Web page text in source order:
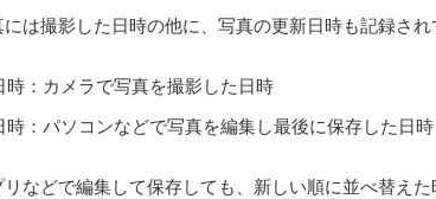
は撮影した日時の他に、写真の更新日時も記録され
時：カメラで写真を撮影した日時
時：パソコンなどで写真を編集し最後に保存した日時
などで編集して保存しても、新しい順に並べ替え